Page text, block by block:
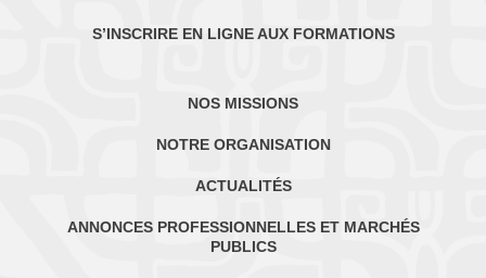
S’INSCRIRE EN LIGNE AUX FORMATIONS
NOS MISSIONS
NOTRE ORGANISATION
ACTUALITÉS
ANNONCES PROFESSIONNELLES ET MARCHÉS
PUBLICS